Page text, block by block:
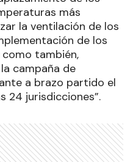
más
la ventilación de los
de los
también,
campaña de
a brazo partido el
24 jurisdicciones”.